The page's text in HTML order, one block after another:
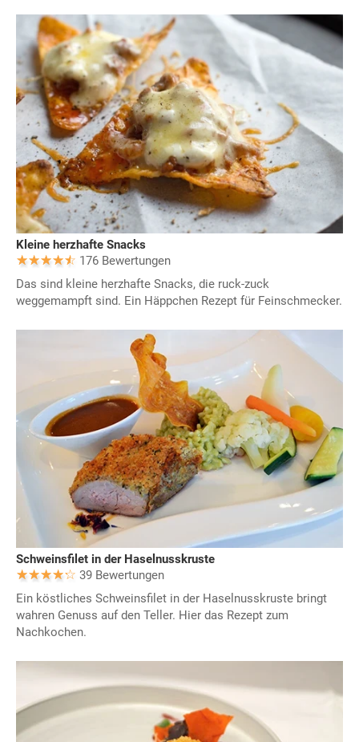
Kleine herzhafte Snacks
176 Bewertungen
Das sind kleine herzhafte Snacks, die ruck-zuck
weggemampft sind. Ein Häppchen Rezept für Feinschmecker.
Schweinsfilet in der Haselnusskruste
39 Bewertungen
Ein köstliches Schweinsfilet in der Haselnusskruste bringt
wahren Genuss auf den Teller. Hier das Rezept zum
Nachkochen.